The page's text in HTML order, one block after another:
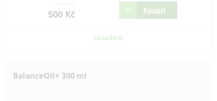
500 Kč Koupit
Skladem
BalanceOil+ 300 ml